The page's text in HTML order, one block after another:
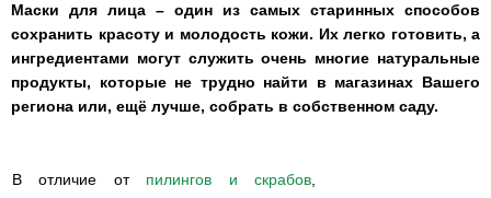
Маски для лица – один из самых старинных способов
сохранить красоту и молодость кожи. Их легко готовить, а
ингредиентами могут служить очень многие натуральные
продукты, которые не трудно найти в магазинах Вашего
региона или, ещё лучше, собрать в собственном саду.
В отличие от пилингов и скрабов